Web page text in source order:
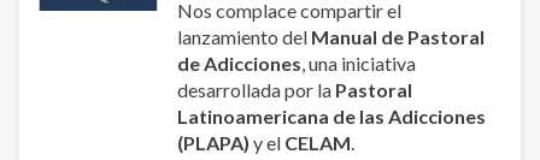
Nos complace compartir el
lanzamiento del Manual de Pastoral
de Adicciones , una iniciativa
desarrollada por la Pastoral
Latinoamericana de las Adicciones
(PLAPA) y el CELAM